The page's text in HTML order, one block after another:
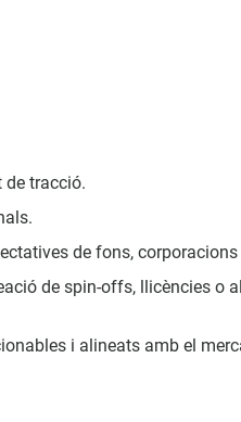
tracció.
de fons,
de spin-offs, llicències o
i alineats amb el